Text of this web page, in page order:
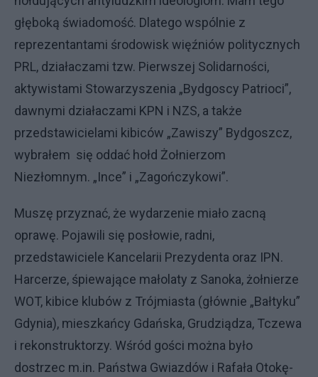
głęboką świadomość. Dlatego wspólnie z
reprezentantami środowisk więźniów politycznych
PRL, działaczami tzw. Pierwszej Solidarności,
aktywistami Stowarzyszenia „Bydgoscy Patrioci”,
dawnymi działaczami KPN i NZS, a także
przedstawicielami kibiców „Zawiszy” Bydgoszcz,
wybrałem się oddać hołd Żołnierzom
Niezłomnym. „Ince” i „Zagończykowi”.
Muszę przyznać, że wydarzenie miało zacną
oprawę. Pojawili się posłowie, radni,
przedstawiciele Kancelarii Prezydenta oraz IPN.
Harcerze, śpiewające małolaty z Sanoka, żołnierze
WOT, kibice klubów z Trójmiasta (głównie „Bałtyku”
Gdynia), mieszkańcy Gdańska, Grudziądza, Tczewa
i rekonstruktorzy. Wśród gości można było
dostrzec m.in. Państwa Gwiazdów i Rafała Otokę-